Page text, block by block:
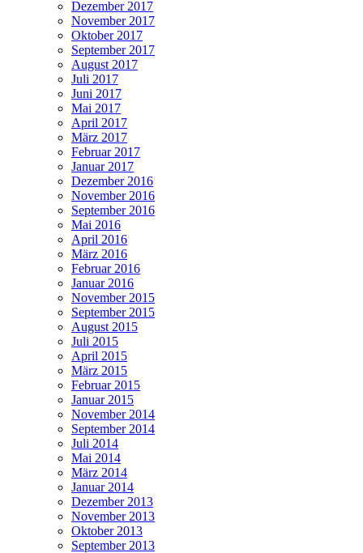
Dezember 2017
November 2017
Oktober 2017
September 2017
August 2017
Juli 2017
Juni 2017
Mai 2017
April 2017
März 2017
Februar 2017
Januar 2017
Dezember 2016
November 2016
September 2016
Mai 2016
April 2016
März 2016
Februar 2016
Januar 2016
November 2015
September 2015
August 2015
Juli 2015
April 2015
März 2015
Februar 2015
Januar 2015
November 2014
September 2014
Juli 2014
Mai 2014
März 2014
Januar 2014
Dezember 2013
November 2013
Oktober 2013
September 2013